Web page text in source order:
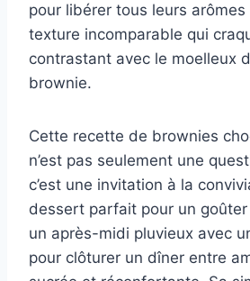
pour libérer tous leurs
texture incomparable qui
contrastant avec le moelleux
brownie.
Cette recette de brownies
n’est pas seulement une
c’est une invitation à la
dessert parfait pour un goûter
un après-midi pluvieux avec
pour clôturer un dîner entre